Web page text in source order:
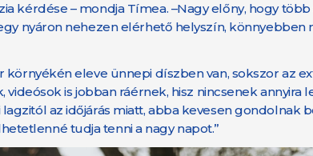
kérdése – mondja Tímea. –Nagy előny, hogy
nyáron nehezen elérhető helyszín, könnyebben
eleve ünnepi díszben van, sokszor az
is jobban ráérnek, hisz nincsenek annyira
az időjárás miatt, abba kevesen gondolnak
tudja tenni a nagy napot.”